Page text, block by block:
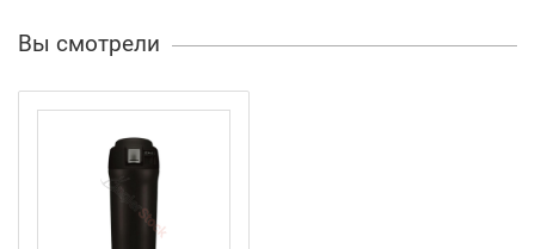
Вы смотрели